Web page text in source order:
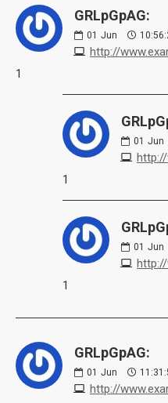
GRLpGpAG:
01 Jun
http://
1
01 Jun
1
01 Jun
1
GRLpGpAG:
01 Jun
http://